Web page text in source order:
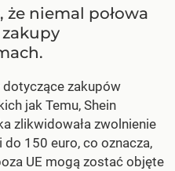
że niemal połowa
dotyczące zakupów
jak Temu, Shein
zlikwidowała zwolnienie
150 euro, co oznacza,
UE mogą zostać objęte